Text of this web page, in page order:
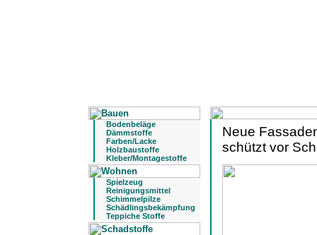
Bodenbeläge
Dämmstoffe
Farben/Lacke
Holzbaustoffe
Kleber/Montagestoffe
Spielzeug
Reinigungsmittel
Schimmelpilze
Schädlingsbekämpfung
Teppiche Stoffe
Neue
schützt vor